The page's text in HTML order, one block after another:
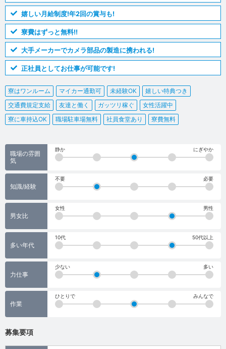
嬉しい月給制度!年2回の賞与も!
寮費はずっと無料!!
大手メーカーでカメラ部品の製造に携われる!
正社員としてお仕事が可能です!
寮はワンルーム マイカー通勤可 未経験OK
嬉しい特典つき
交通費規定支給
友達と働く ガッツリ稼ぐ
女性活躍中
寮に車持込OK
職場駐車場無料 社員食堂あり 寮費無料
職場の雰囲
気
静か にぎやか
知識/経験
不要 必要
男女比
女性 男性
多い年代
10代 50代以上
力仕事
少ない 多い
作業
ひとりで みんなで
募集要項